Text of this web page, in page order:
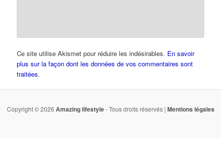
Ce site utilise Akismet pour réduire les indésirables. En savoir
plus sur la façon dont les données de vos commentaires sont
traitées.
Copyright © 2026 Amazing lifestyle- Tous droits réservés | Mentions légales